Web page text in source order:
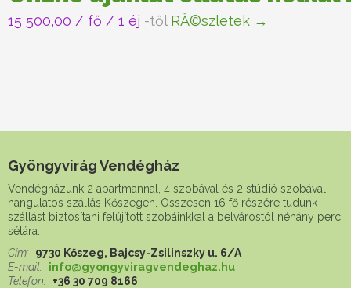
15 500,00 / fő / 1 éj -től RĂ©szletek →
Gyöngyvirág Vendégház
Vendégházunk 2 apartmannal, 4 szobával és 2 stúdió szobával
hangulatos szállás Kőszegen. Összesen 16 fő részére tudunk
szállást biztosítani felújított szobáinkkal a belvárostól néhány perc
sétára.
Cím:
9730 Kőszeg, Bajcsy-Zsilinszky u. 6/A
E-mail:
info@gyongyviragvendeghaz.hu
Telefon:
+36 30 709 8166